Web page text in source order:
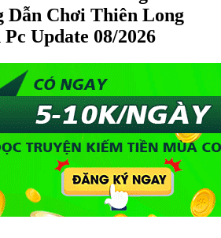
Dẫn Chơi Thiên Long
Update 08/2026